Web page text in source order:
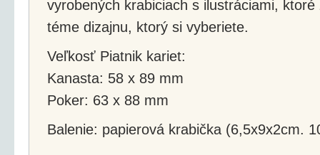
vyrobených krabiciach s ilustráciami,
téme dizajnu, ktorý si vyberiete.
Veľkosť Piatnik kariet:
Kanasta: 58 x 89 mm
Poker: 63 x 88 mm
Balenie: papierová krabička (6,5x9x2cm.